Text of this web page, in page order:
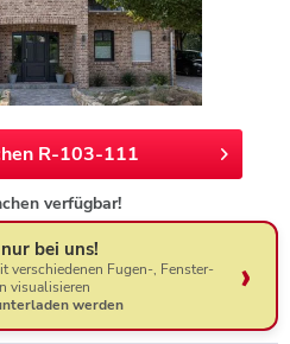
R-103-111
verfügbar!
bei uns!
verschiedenen Fugen-, Fenster-
visualisieren
werden